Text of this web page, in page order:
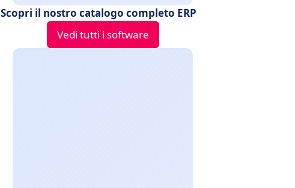
Scopri il nostro catalogo completo ERP
Vedi tutti i software